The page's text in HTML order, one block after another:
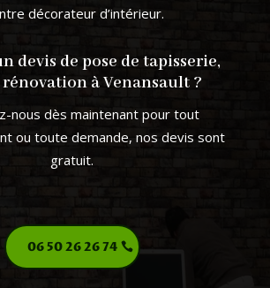
décorateur d’intérieur.
devis de pose de tapisserie,
à Venansault ?
nous dès maintenant pour tout
ou toute demande, nos devis sont
gratuit.
06 50 26 26 74